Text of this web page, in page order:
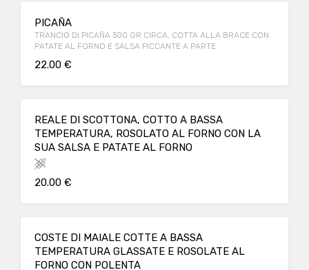
PICAÑA
TRANCIO DI PICAÑA 300 GR CIRCA, COTTA ALLA BRACE CON
PATATE AL FORNO E SALSA PICCANTE A PARTE
22.00 €
REALE DI SCOTTONA, COTTO A BASSA
TEMPERATURA, ROSOLATO AL FORNO CON LA
SUA SALSA E PATATE AL FORNO
20.00 €
COSTE DI MAIALE COTTE A BASSA
TEMPERATURA GLASSATE E ROSOLATE AL
FORNO CON POLENTA